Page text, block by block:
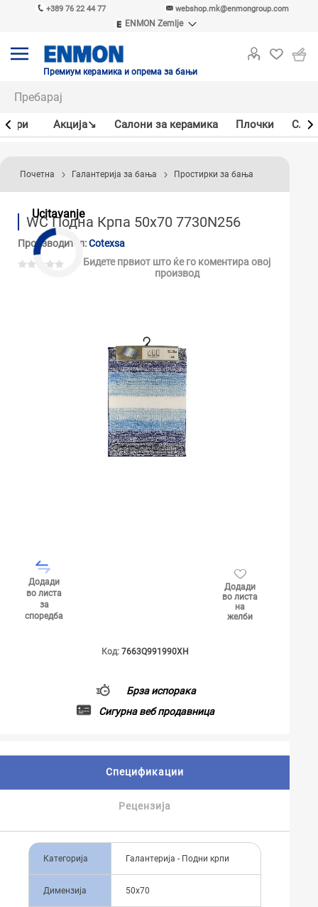
+389 76 22 44 77 webshop.mk@enmongroup.com
ENMON Zemlje
ENMON MKD
Премиум керамика и опрема за бањи
Акцијa↘ Салони за керамика Плочки
Ucitavanje
Почетна Галантерија за бања Простирки за бања
WC Подна Крпа 50x70 7730N256
Производител:Cotexsa
Бидете првиот што ќе го коментира овој
производ
Додади
во листа
за
споредба
Додади
во листа
на
желби
Код: 7663Q991990XH
Брза испорака
Сигурна веб продавница
Спецификации
Рецензија
Категорија Галантерија - Подни крпи
Димензија 50x70